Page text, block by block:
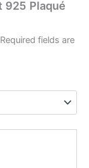
925 Plaqué
Required fields are